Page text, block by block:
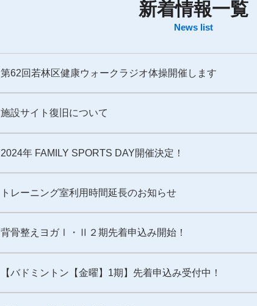
新着情報一覧
News list
第62回若林区健康ウォークラジオ体操開催します
施設サイト復旧について
2024年 FAMILY SPORTS DAY開催決定！
トレーニング室利用時間延長のお知らせ
背骨整えヨガⅠ・Ⅱ２期先着申込み開始！
【バドミントン【金曜】1期】先着申込み受付中！